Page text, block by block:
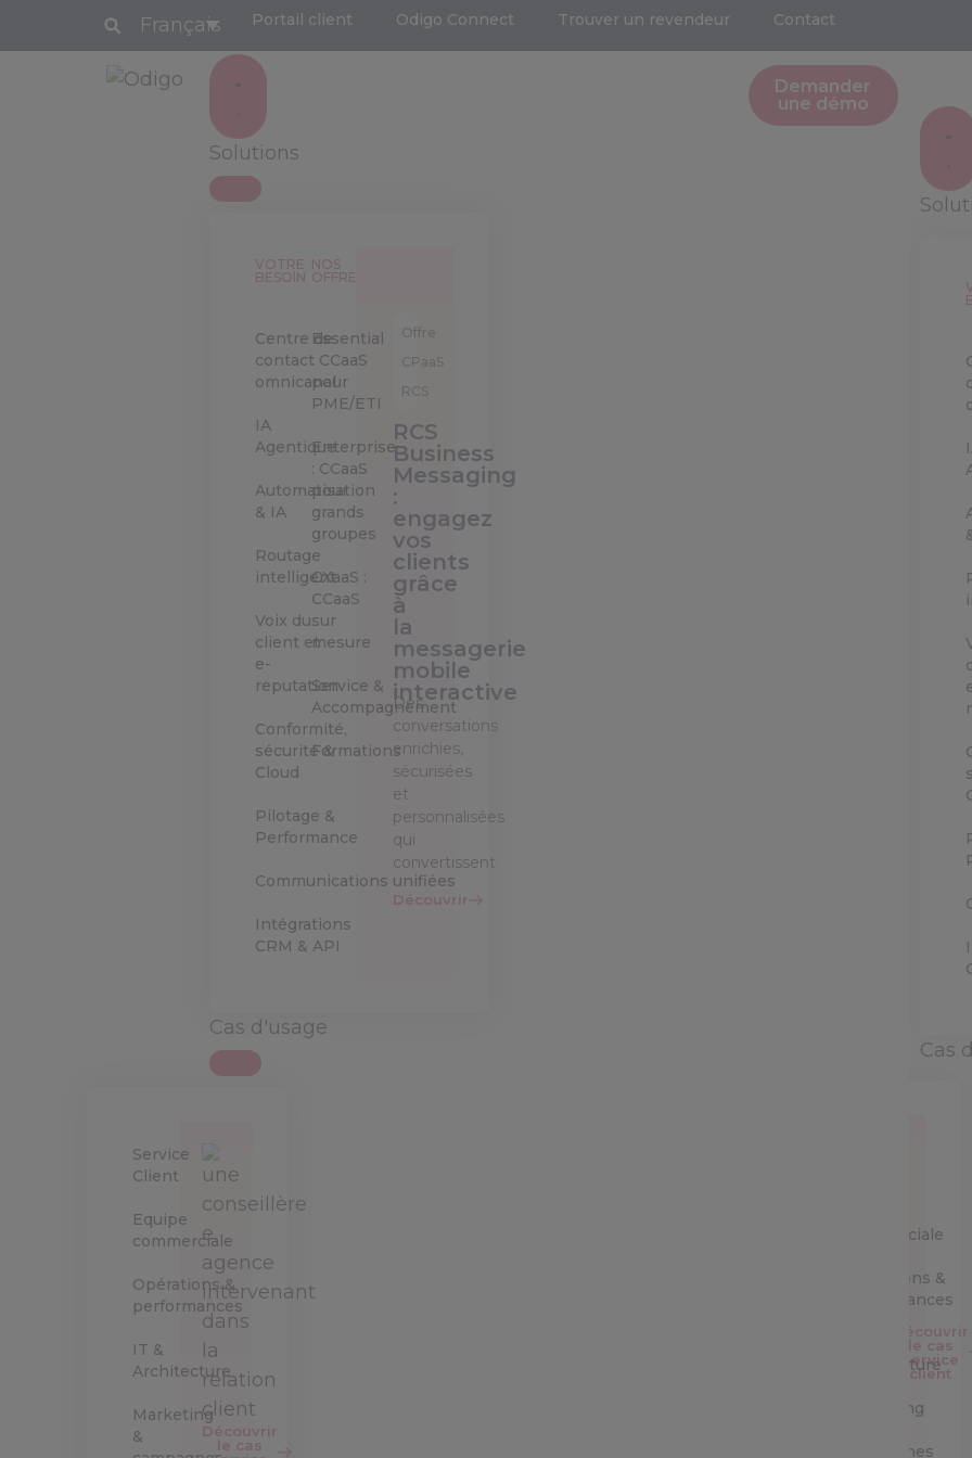
Français Portail client Odigo Connect Trouver un revendeur Contact
Solutions
VOTRE
BESOIN
Centre de
contact
omnicanal
IA
Agentique
Automatisation
& IA
Routage
intelligent
Voix du
client et
e-
reputation
Conformité,
sécurité &
Cloud
Pilotage &
Performance
Communications unifiées
Intégrations
CRM & API
NOS
OFFRES
Essential
: CCaaS
pour
PME/ETI
Enterprise
: CCaaS
pour
grands
groupes
CXaaS :
CCaaS
sur
mesure
Service &
Accompagnement
Formations
Offre
CPaaS
RCS
RCS
Business
Messaging
:
engagez
vos
clients
grâce
à
la
messagerie
mobile
interactive
Des
conversations
enrichies,
sécurisées
et
personnalisées
qui
convertissent
Découvrir
Cas d'usage
Service
Client
Equipe
commerciale
Opérations &
performances
IT &
Architecture
Marketing
&
Découvrir
le cas
Demander
une démo
Cas
commerciale
Opérations &
performances
Architecture
Marketing
campagnes
Découvrir
le cas
Service
client